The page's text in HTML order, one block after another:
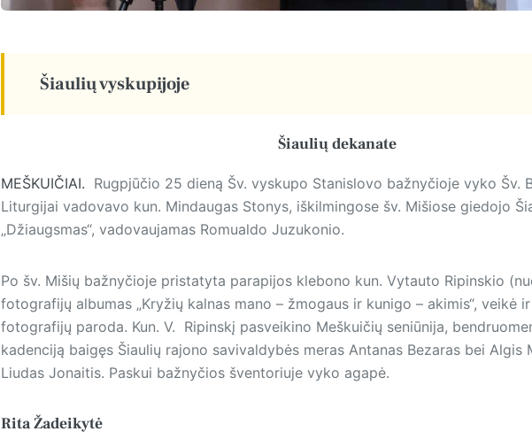
Šiaulių vyskupijoje
Šiaulių dekanate
MEŠKUIČIAI. Rugpjūčio 25 dieną Šv. vyskupo Stanislovo bažnyčioje vyko Šv.
Liturgijai vadovavo kun. Mindaugas Stonys, iškilmingose šv. Mišiose giedojo
„Džiaugsmas“, vadovaujamas Romualdo Juzukonio.
Po šv. Mišių bažnyčioje pristatyta parapijos klebono kun. Vytauto Ripinskio
fotografijų albumas „Kryžių kalnas mano – žmogaus ir kunigo – akimis“, veikė
fotografijų paroda. Kun. V. Ripinskį pasveikino Meškuičių seniūnija,
kadenciją baigęs Šiaulių rajono savivaldybės meras Antanas Bezaras bei Algis
Liudas Jonaitis. Paskui bažnyčios šventoriuje vyko agapė.
Rita Žadeikytė